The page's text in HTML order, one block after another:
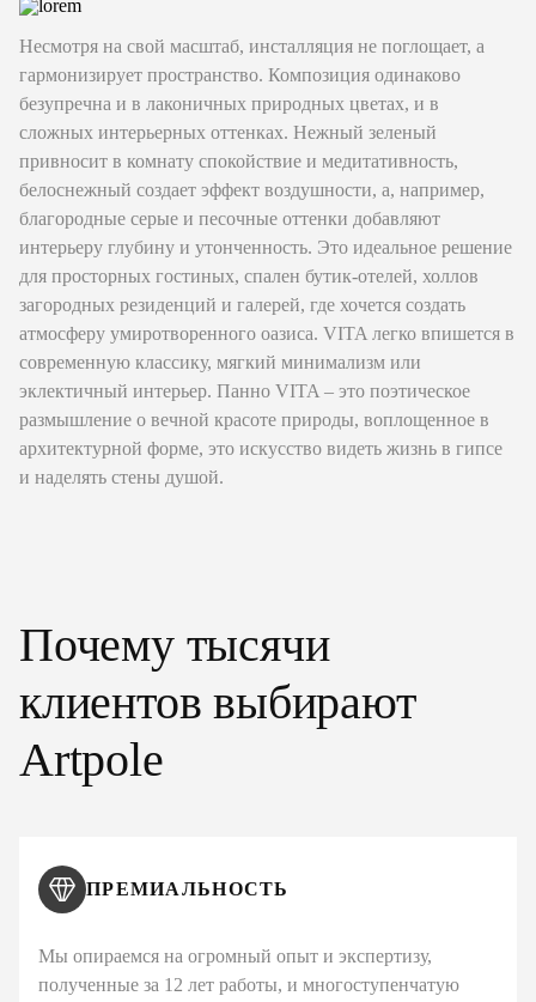
Несмотря на свой масштаб, инсталляция не поглощает, а
гармонизирует пространство. Композиция одинаково
безупречна и в лаконичных природных цветах, и в
сложных интерьерных оттенках. Нежный зеленый
привносит в комнату спокойствие и медитативность,
белоснежный создает эффект воздушности, а, например,
благородные серые и песочные оттенки добавляют
интерьеру глубину и утонченность. Это идеальное решение
для просторных гостиных, спален бутик-отелей, холлов
загородных резиденций и галерей, где хочется создать
атмосферу умиротворенного оазиса. VITA легко впишется в
современную классику, мягкий минимализм или
эклектичный интерьер. Панно VITA – это поэтическое
размышление о вечной красоте природы, воплощенное в
архитектурной форме, это искусство видеть жизнь в гипсе
и наделять стены душой.
Почему тысячи
клиентов выбирают
Artpole
ПРЕМИАЛЬНОСТЬ
Мы опираемся на огромный опыт и экспертизу,
полученные за 12 лет работы, и многоступенчатую